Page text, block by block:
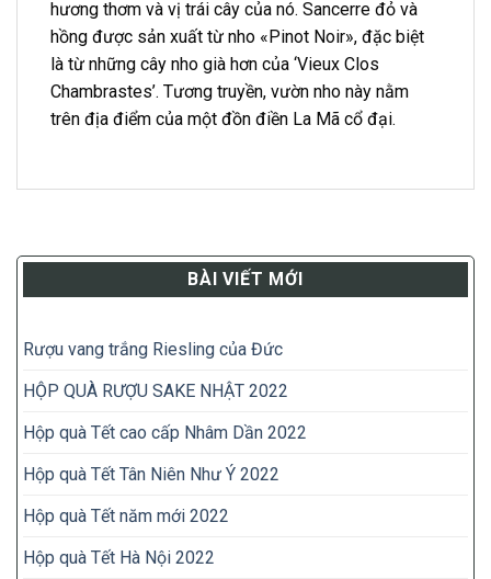
hương thơm và vị trái cây của nó. Sancerre đỏ và
hồng được sản xuất từ ​​nho «Pinot Noir», đặc biệt
là từ những cây nho già hơn của ‘Vieux Clos
Chambrastes’. Tương truyền, vườn nho này nằm
trên địa điểm của một đồn điền La Mã cổ đại.
BÀI VIẾT MỚI
Rượu vang trắng Riesling của Đức
HỘP QUÀ RƯỢU SAKE NHẬT 2022
Hộp quà Tết cao cấp Nhâm Dần 2022
Hộp quà Tết Tân Niên Như Ý 2022
Hộp quà Tết năm mới 2022
Hộp quà Tết Hà Nội 2022